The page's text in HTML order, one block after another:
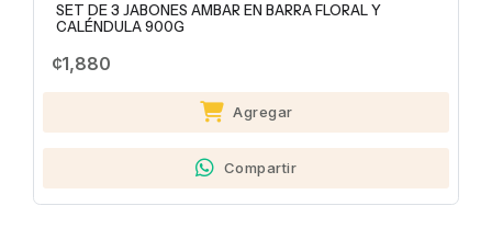
SET DE 3 JABONES AMBAR EN BARRA FLORAL Y
CALÉNDULA 900G
¢1,880
Agregar
Compartir